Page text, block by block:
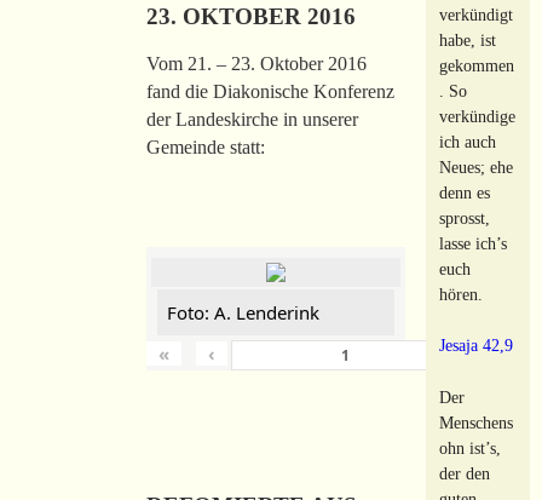
23. OKTOBER 2016
Vom 21. – 23. Oktober 2016
fand die Diakonische Konferenz
der Landeskirche in unserer
Gemeinde statt:
Foto: A. Lenderink
«
‹ von149
verkündigt
habe, ist
gekommen
. So
verkündige
ich auch
Neues; ehe
denn es
sprosst,
lasse ich’s
euch
hören.
Jesaja 42,9
Der
Menschens
ohn ist’s,
der den